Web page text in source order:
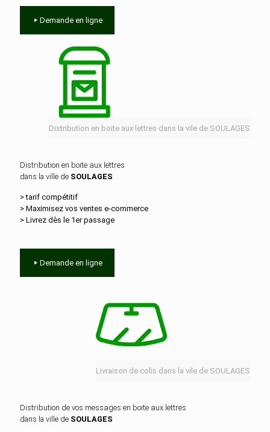
Demande en ligne
Distribution en boite aux lettres dans la vile de SOULAGES
Distribution en boite aux lettres
dans la ville de SOULAGES
> tarif compétitif
> Maximisez vos ventes e‑commerce
> Livrez dès le 1er passage
Demande en ligne
Livraison de colis dans la vile de SOULAGES
Distribution de vos messages en boite aux lettres
dans la ville de SOULAGES